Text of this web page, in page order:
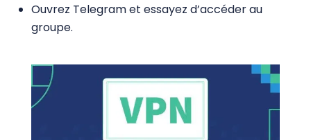
Ouvrez Telegram et essayez d’accéder au
groupe.